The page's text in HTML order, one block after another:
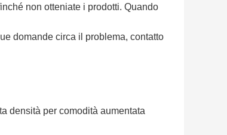
non otteniate i prodotti. Quando
domande circa il problema, contatto
densità per comodità aumentata